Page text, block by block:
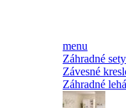
menu
Záhradné sety
Závesné
Záhradné